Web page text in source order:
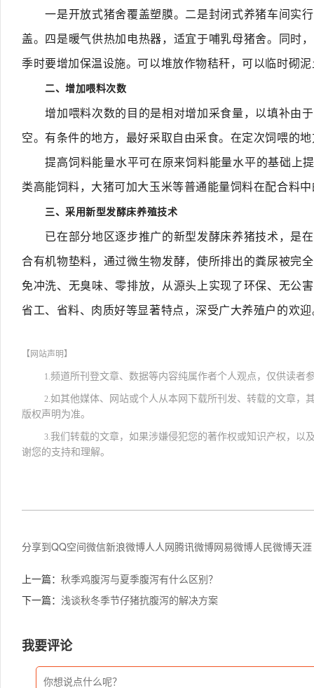
一是开放式猪舍覆盖塑膜。二是封闭式养猪车间实行
盖。四是暖气供热加电热器，适宜于哺乳母猪舍。同时
季时要增加保温设施。可以堆放作物秸秆，可以临时砌
二、增加喂料次数
增加喂料次数的目的是相对增加采食量，以填补由于
空。有条件的地方，最好采取自由采食。在定次饲喂的
提高饲料能量水平可在原来饲料能量水平的基础上提
类高能饲料，大猪可加大玉米等普通能量饲料在配合料
三、采用新型发酵床养殖技术
已在部分地区逐步推广的新型发酵床养猪技术，是在
合有机物垫料，通过微生物发酵，使所排出的粪尿被完
免冲洗、无臭味、零排放，从源头上实现了环保、无公
省工、省料、肉质好等显著特点，深受广大养殖户的欢迎
【网站声明】
1.频道所刊登文章、数据等内容纯属作者个人观点，仅供读者
2.如其他媒体、网站或个人从本网下载所刊发、转载的文章，
版权声明为准。
3.我们转载的文章，如果涉嫌侵犯您的著作权或知识产权，以
谢您的支持和理解。
分享到QQ空间微信新浪微博人人网腾讯微博网易微博人民微博天涯
上一篇： 秋季鸡腹泻与夏季腹泻有什么区别？
下一篇： 浅谈秋冬季节仔猪抗腹泻的解决方案
我要评论